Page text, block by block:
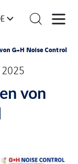
G+H Noise Control
von